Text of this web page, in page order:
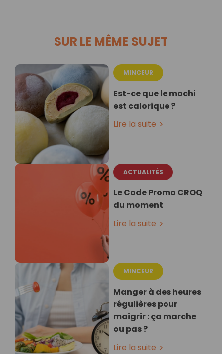
SUR LE MÊME SUJET
MINCEUR
Est-ce que le mochi
est calorique ?
Lire la suite
ACTUALITÉS
Le Code Promo CROQ
du moment
Lire la suite
MINCEUR
Manger à des heures
régulières pour
maigrir : ça marche
ou pas ?
Lire la suite